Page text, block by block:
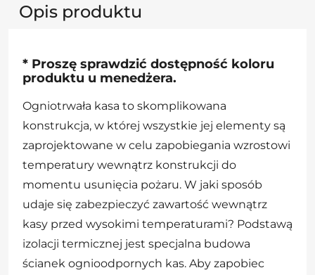
Opis produktu
* Proszę sprawdzić dostępność koloru
produktu u menedżera.
Ogniotrwała kasa to skomplikowana
konstrukcja, w której wszystkie jej elementy są
zaprojektowane w celu zapobiegania wzrostowi
temperatury wewnątrz konstrukcji do
momentu usunięcia pożaru. W jaki sposób
udaje się zabezpieczyć zawartość wewnątrz
kasy przed wysokimi temperaturami? Podstawą
izolacji termicznej jest specjalna budowa
ścianek ognioodpornych kas. Aby zapobiec